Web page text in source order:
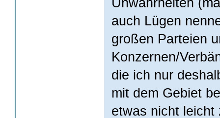
auch Lügen
großen Parteien
Konzernen/
die ich nur
mit dem Gebiet
etwas nicht